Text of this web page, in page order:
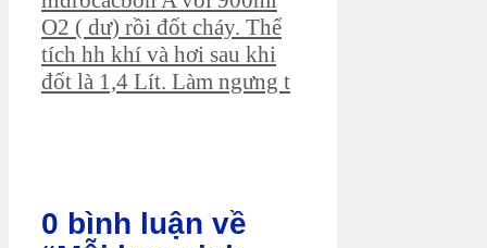
O2 ( dư) rồi đốt cháy. Thể
tích hh khí và hơi sau khi
đốt là 1,4 Lít. Làm ngưng t
0 bình luận về